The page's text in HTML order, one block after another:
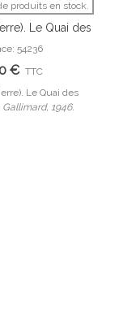
Plus
produits en stock.
Le Quai des
54236
€ TTC
Le Quai des
Gallimard, 1946.